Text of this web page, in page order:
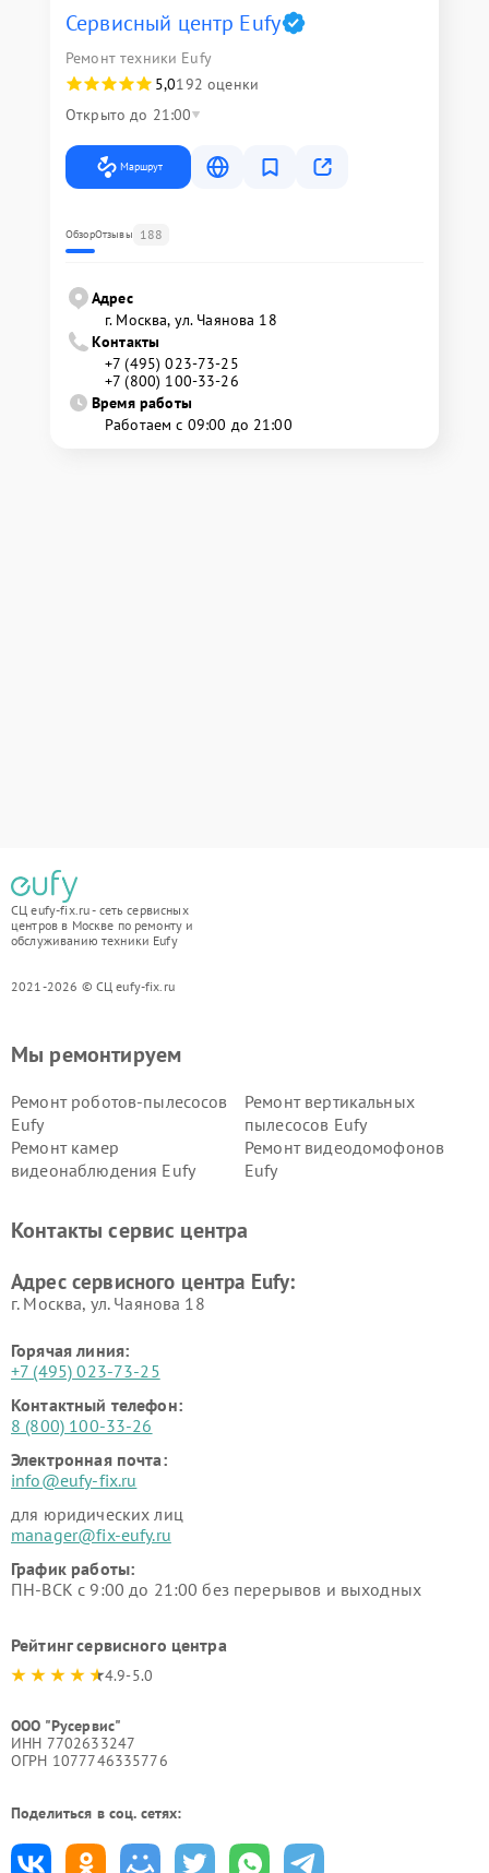
Сервисный центр Eufy
Ремонт техники Eufy
5,0192 оценки
Открыто до 21:00
Маршрут
ОбзорОтзывы 188
Адрес
г. Москва, ул. Чаянова 18
Контакты
+7 (495) 023-73-25
+7 (800) 100-33-26
Время работы
Работаем с 09:00 до 21:00
СЦ eufy-fix.ru - сеть сервисных
центров в Москве по ремонту и
обслуживанию техники Eufy
2021-2026 © СЦ eufy-fix.ru
Мы ремонтируем
Ремонт роботов-пылесосов
Eufy
Ремонт вертикальных
пылесосов Eufy
Ремонт камер
видеонаблюдения Eufy
Ремонт видеодомофонов
Eufy
Контакты сервис центра
Адрес сервисного центра Eufy:
г. Москва, ул. Чаянова 18
Горячая линия:
+7 (495) 023-73-25
Контактный телефон:
8 (800) 100-33-26
Электронная почта:
info@eufy-fix.ru
для юридических лиц
manager@fix-eufy.ru
График работы:
ПН-ВСК с 9:00 до 21:00 без перерывов и выходных
Рейтинг сервисного центра
4.9-5.0
ООО "Русервис"
ИНН 7702633247
ОГРН 1077746335776
Поделиться в соц. сетях: